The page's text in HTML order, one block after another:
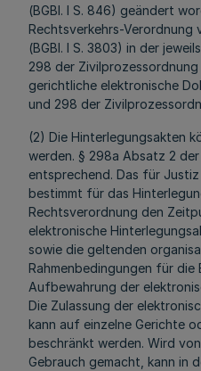
(BGBl. I S. 846) geändert
Rechtsverkehrs-Verordnung
(BGBl. I S. 3803) in der
298 der
gerichtliche elektronische
und 298 der
(2) Die Hinterlegungsakten
werden. § 298a Absatz 2
entsprechend. Das für
bestimmt für das
Rechtsverordnung den
elektronische
sowie die geltenden
Rahmenbedingungen für die
Aufbewahrung der
Die Zulassung der
kann auf einzelne Gerichte
beschränkt werden. Wird
Gebrauch gemacht, kann in